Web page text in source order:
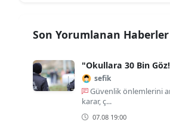
Son Yorumlanan Haberler
"Okullara 30 Bin
sefik
Güvenlik önlemlerini
karar, ç...
07.08 19:00